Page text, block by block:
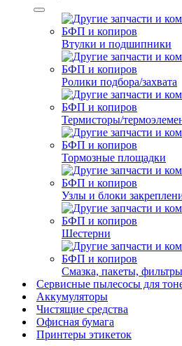
Втулки и подшипники
Ролики подбора/захвата
Термисторы/
Тормозные площадки
Узлы и блоки
Шестерни
Смазка, пакеты,
Сервисные пылесосы для
Аккумуляторы
Чистящие средства
Офисная бумага
Принтеры этикеток